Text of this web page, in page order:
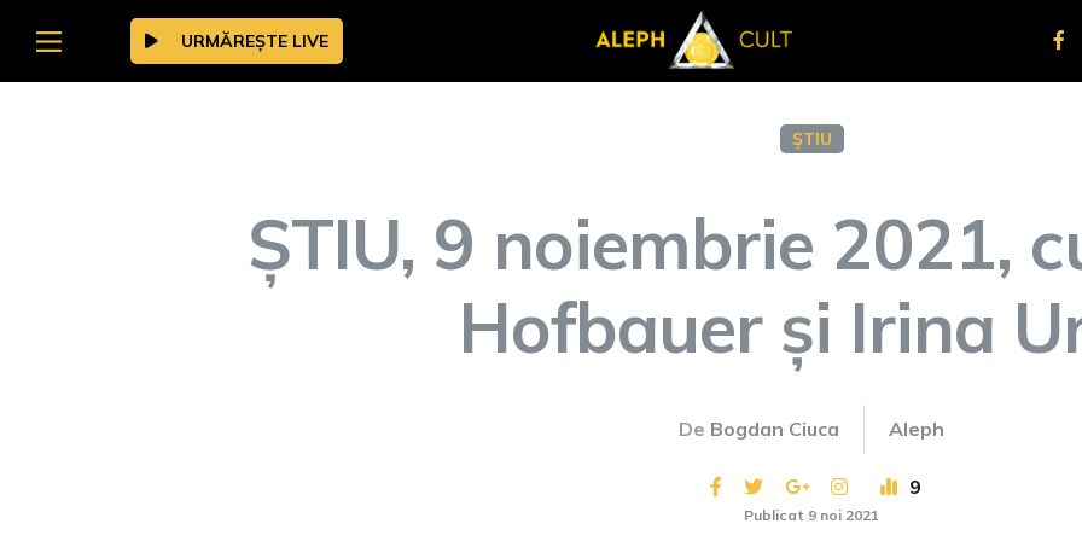
URMĂREȘTE LIVE
ȘTIU
ȘTIU, 9 noiembrie 2021,
Hofbauer și Irina
De Bogdan Ciuca Aleph
9
Publicat 9 noi 2021